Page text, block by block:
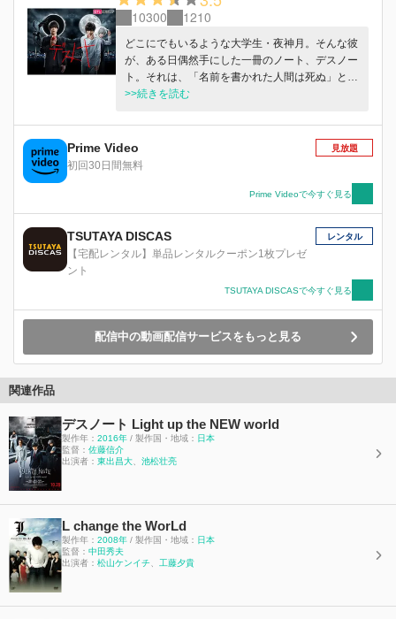
10300 1210
どこにでもいるような大学生・夜神月。そんな彼
が、ある日偶然手にした一冊のノート、デスノー
ト。それは、「名前を書かれた人間は死ぬ」とい
うノートだった―――。強大な武器を手にし、気
ちを、デスノートによって次々と裁き、次第に彼
は世間から、"キラ"として崇拝されるようになっ
ていく。しかし、そんな彼の前に現れたのは、世
と言い、必ず捕まえると宣言。どちらが正義でど
ちらが悪なのか、どちらが死にどちらが生き残る
のか。そして、そんな2人の戦いを不敵な笑みを
浮かべ見つめる人物、ニア。新たな戦いがついに
幕をあける・・・
>>続きを読む
Prime Video
初回30日間無料
見放題
Prime Videoで今すぐ見る
TSUTAYA DISCAS
【宅配レンタル】単品レンタルクーポン1枚プレゼ
ント
レンタル
TSUTAYA DISCASで今すぐ見る
配信中の動画配信サービスをもっと見る
関連作品
デスノート Light up the NEW world
製作年： 2016年 / 製作国・地域： 日本
監督： 佐藤信介
出演者： 東出昌大、 池松壮亮
L change the WorLd
製作年： 2008年 / 製作国・地域： 日本
監督： 中田秀夫
出演者： 松山ケンイチ、 工藤夕貴